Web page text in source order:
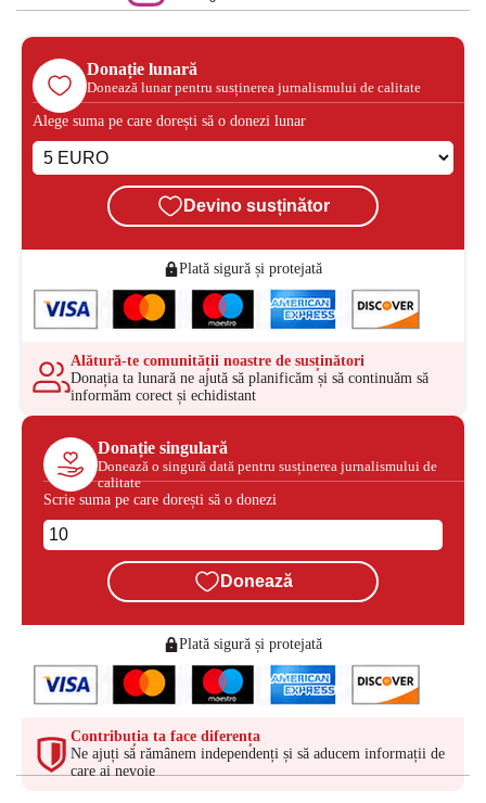
Donație lunară
Donează lunar pentru susținerea jurnalismului de calitate
Alege suma pe care dorești să o donezi lunar
Devino susținător
Plată sigură și protejată
Alătură-te comunității noastre de susținători
Donația ta lunară ne ajută să planificăm și să continuăm să
informăm corect și echidistant
Donație singulară
Donează o singură dată pentru susținerea jurnalismului de
calitate
Scrie suma pe care dorești să o donezi
Donează
Plată sigură și protejată
Contribuția ta face diferența
Ne ajuți să rămânem independenți și să aducem informații de
care ai nevoie